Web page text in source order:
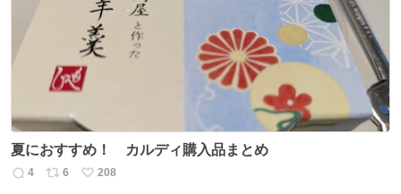
夏におすすめ！ カルディ購入品まとめ
返
4
リ
6
い
208